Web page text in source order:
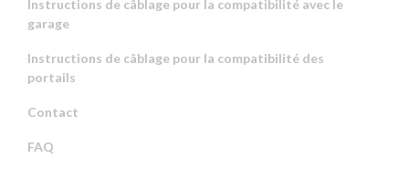
Instructions de câblage pour la compatibilité avec le
garage
Instructions de câblage pour la compatibilité des
portails
Contact
FAQ